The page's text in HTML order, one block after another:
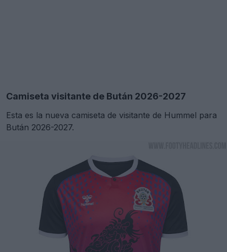
Camiseta visitante de Bután 2026-2027
Esta es la nueva camiseta de visitante de Hummel para
Bután 2026-2027.